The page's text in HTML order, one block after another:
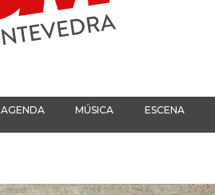
AGENDA MÚSICA ESCENA